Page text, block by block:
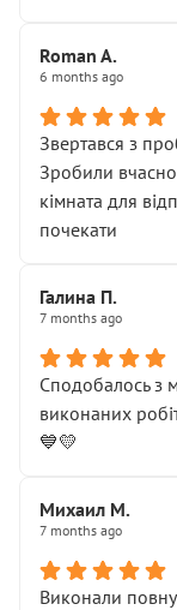
Roman A.
6 months ago
Звертався з
Зробили
кімната для
почекати
Галина П.
7 months ago
Сподобалось з
виконаних
💙💛
Михаил М.
7 months ago
Виконали повну